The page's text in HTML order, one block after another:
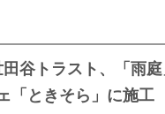
谷トラスト、「雨
「ときそら」に施工